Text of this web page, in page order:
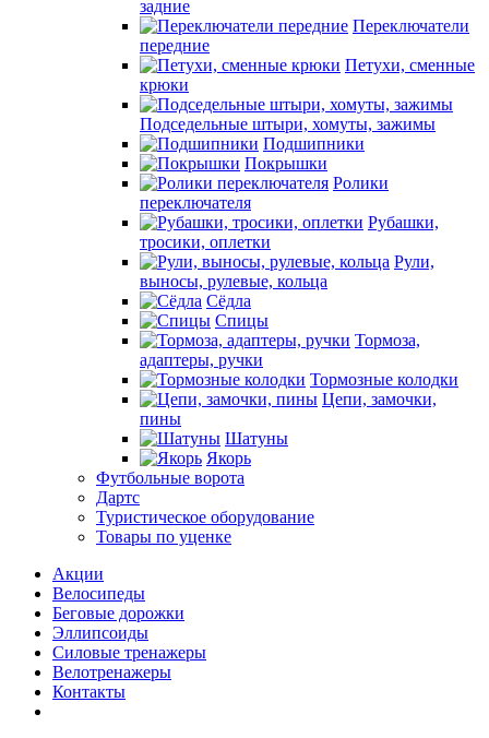
задние
Переключатели
передние
Петухи, сменные
крюки
Подседельные штыри, хомуты, зажимы
Подшипники
Покрышки
Ролики
переключателя
Рубашки,
тросики, оплетки
Рули,
выносы, рулевые, кольца
Сёдла
Спицы
Тормоза,
адаптеры, ручки
Тормозные колодки
Цепи, замочки,
пины
Шатуны
Якорь
Футбольные ворота
Дартс
Туристическое оборудование
Товары по уценке
Акции
Велосипеды
Беговые дорожки
Эллипсоиды
Силовые тренажеры
Велотренажеры
Контакты